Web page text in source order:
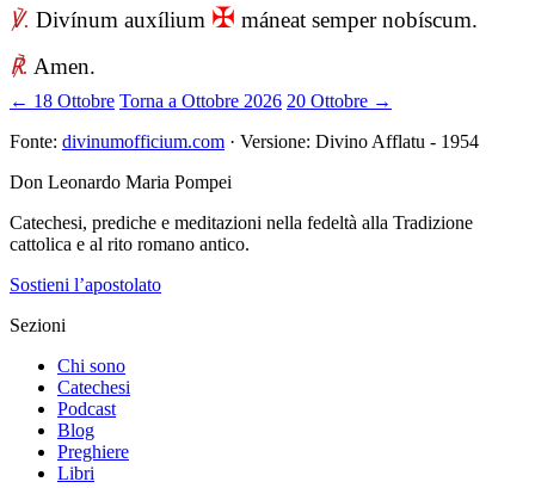
℣. Divínum auxílium ✠ máneat semper nobíscum.
℟. Amen.
← 18 Ottobre Torna a Ottobre 2026 20 Ottobre →
Fonte: divinumofficium.com · Versione: Divino Afflatu - 1954
Don Leonardo Maria Pompei
Catechesi, prediche e meditazioni nella fedeltà alla Tradizione
cattolica e al rito romano antico.
Sostieni l’apostolato
Sezioni
Chi sono
Catechesi
Podcast
Blog
Preghiere
Libri